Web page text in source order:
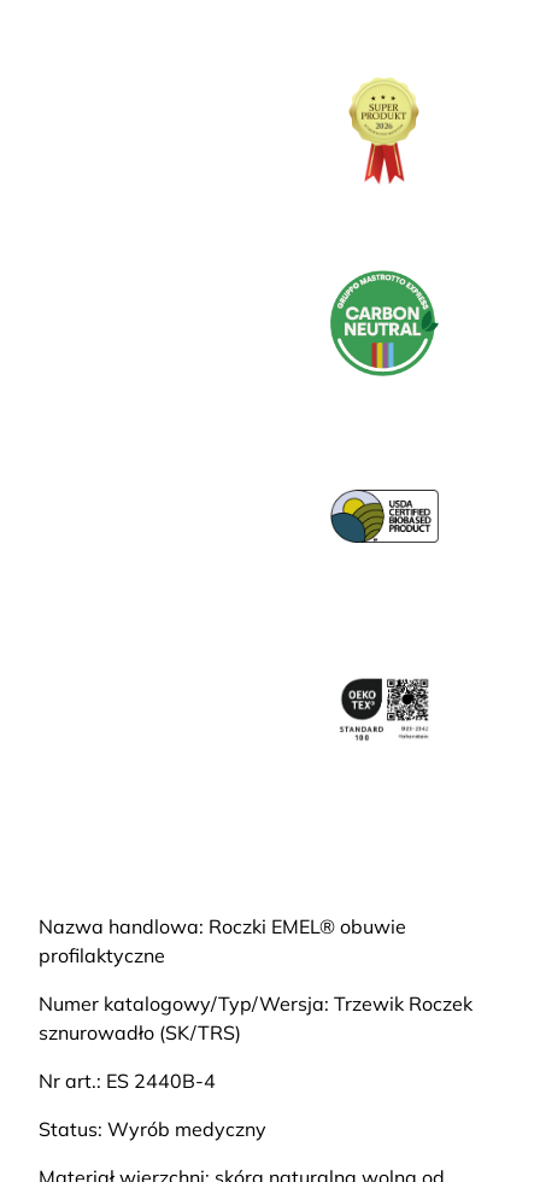
Nazwa handlowa: Roczki EMEL® obuwie
profilaktyczne
Numer katalogowy/Typ/Wersja: Trzewik Roczek
sznurowadło (SK/TRS)
Nr art.: ES 2440B-4
Status: Wyrób medyczny